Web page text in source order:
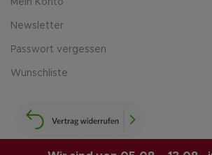
Newsletter
Passwort vergessen
Wunschliste